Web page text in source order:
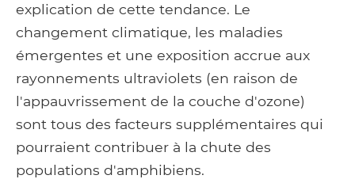
explication de cette tendance. Le
changement climatique, les maladies
émergentes et une exposition accrue aux
rayonnements ultraviolets (en raison de
l'appauvrissement de la couche d'ozone)
sont tous des facteurs supplémentaires qui
pourraient contribuer à la chute des
populations d'amphibiens.